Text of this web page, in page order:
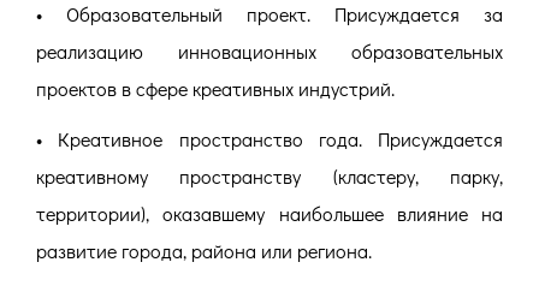
• Образовательный проект. Присуждается за
реализацию инновационных образовательных
проектов в сфере креативных индустрий.
• Креативное пространство года. Присуждается
креативному пространству (кластеру, парку,
территории), оказавшему наибольшее влияние на
развитие города, района или региона.